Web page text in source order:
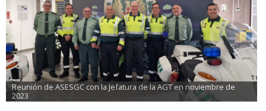
Reunión de ASESGC con la Jefatura de la AGT en noviembre de
2023